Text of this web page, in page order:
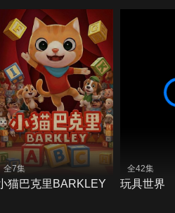
全7集
猫巴克里BARKLEY
全42集
玩具世界